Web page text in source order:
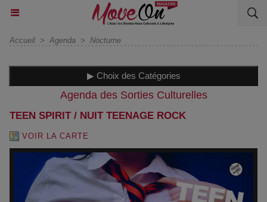
Accueil > Agenda > Nocturne
▶ Choix des Catégories
Agenda des Sorties Culturelles
TEEN SPIRIT / NUIT TEENAGE ROCK
VOIR LA CARTE